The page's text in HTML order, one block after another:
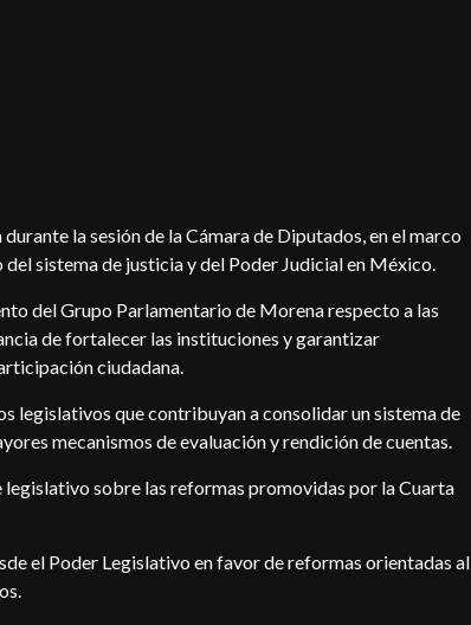
la sesión de la Cámara de Diputados, en el marco
sistema de justicia y del Poder Judicial en México.
del Grupo Parlamentario de Morena respecto a las
de fortalecer las instituciones y garantizar
ciudadana.
legislativos que contribuyan a consolidar un sistema de
mecanismos de evaluación y rendición de cuentas.
sobre las reformas promovidas por la Cuarta
el Poder Legislativo en favor de reformas orientadas al
La Entrevista con Frishito
Petatlán que conquista escenarios con su
música